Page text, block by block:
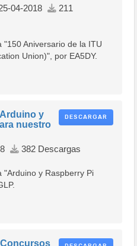
04-2018
211
"150 Aniversario de la ITU
Union)", por EA5DY.
DESCARGAR
y
nuestro
382 Descargas
"Arduino y Raspberry Pi